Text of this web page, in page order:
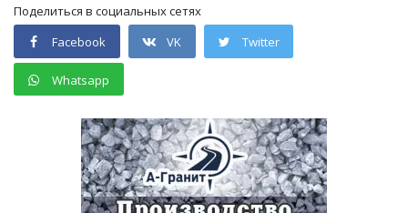
Поделиться в социальных сетях
Facebook
VK Twitter
Whatsapp